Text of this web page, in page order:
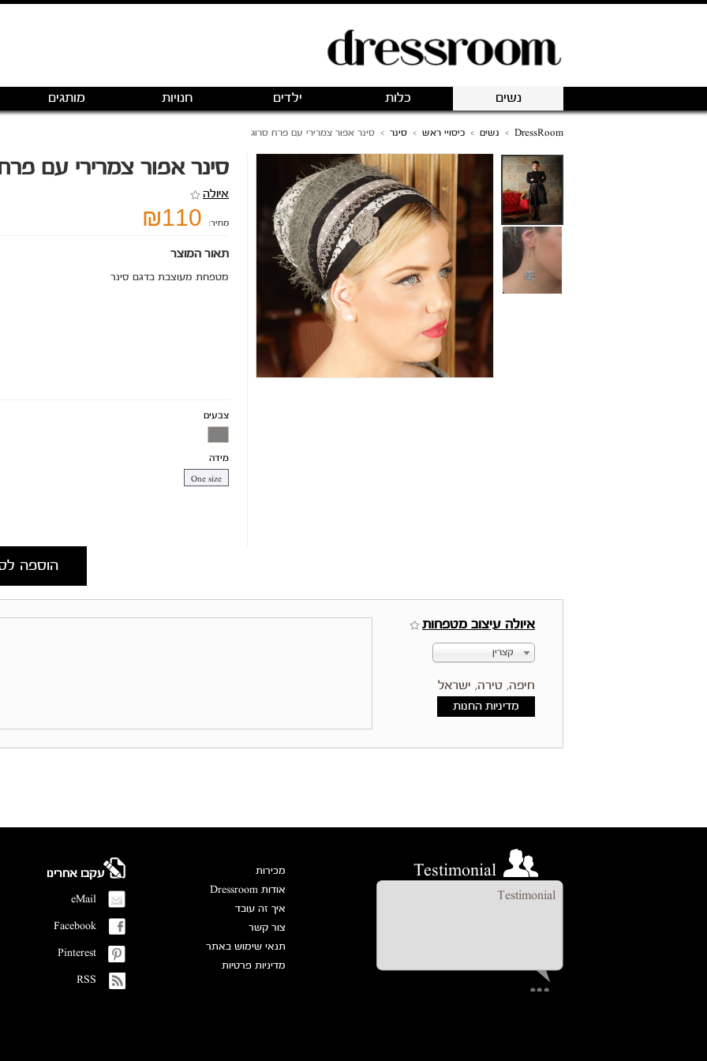
נשים כלות ילדים חנויות מותגים
DressRoom
> נשים > כיסויי ראש > סינר > סינר אפור צמרירי עם פרח סרוג
סינר אפור צמרירי עם
איולה
מחיר: ₪110
תאור המוצר
מטפחת מעוצבת בדגם סינר
צבעים
מידה
One size
הוספה
איולה עיצוב מטפחות
קצרין
חיפה, טירה, ישראל
מדיניות החנות
Testimonial
Testimonial
מכירות
אודות Dressroom
איך זה עובד
צור קשר
תנאי שימוש באתר
מדיניות פרטיות
עקבו אחרינו
eMail
Facebook
Pinterest
RSS